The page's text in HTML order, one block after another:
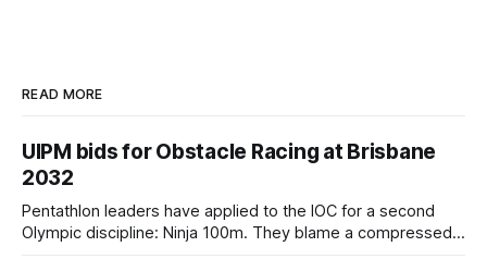
READ MORE
UIPM bids for Obstacle Racing at Brisbane
2032
Pentathlon leaders have applied to the IOC for a second
Olympic discipline: Ninja 100m. They blame a compressed